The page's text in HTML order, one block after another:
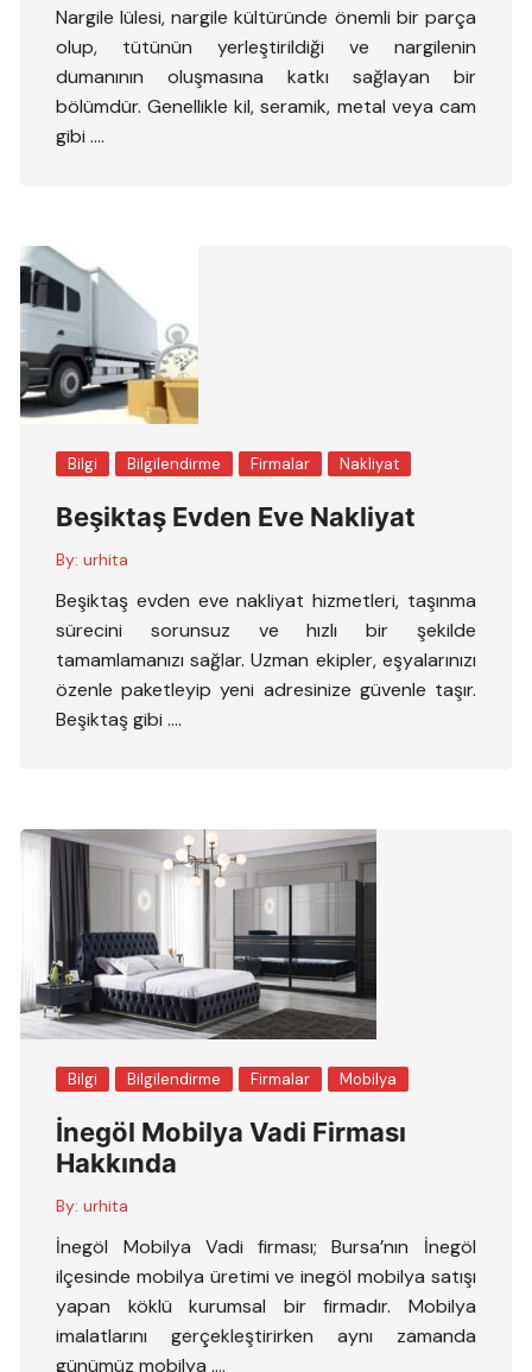
Nargile lülesi, nargile kültüründe önemli bir parça
olup, tütünün yerleştirildiği ve nargilenin
dumanının oluşmasına katkı sağlayan bir
bölümdür. Genellikle kil, seramik, metal veya cam
gibi ….
Bilgi Bilgilendirme Firmalar Nakliyat
Beşiktaş Evden Eve Nakliyat
By: urhita
Beşiktaş evden eve nakliyat hizmetleri, taşınma
sürecini sorunsuz ve hızlı bir şekilde
tamamlamanızı sağlar. Uzman ekipler, eşyalarınızı
özenle paketleyip yeni adresinize güvenle taşır.
Beşiktaş gibi ….
Bilgi Bilgilendirme Firmalar Mobilya
İnegöl Mobilya Vadi Firması
Hakkında
By: urhita
İnegöl Mobilya Vadi firması; Bursa’nın İnegöl
ilçesinde mobilya üretimi ve inegöl mobilya satışı
yapan köklü kurumsal bir firmadır. Mobilya
imalatlarını gerçekleştirirken aynı zamanda
günümüz mobilya ….